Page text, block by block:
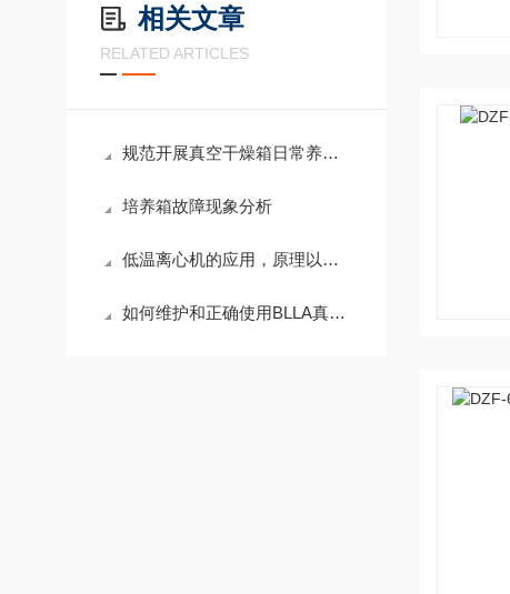
相关文章
RELATED ARTICLES
规范开展真空干燥箱日常养护工作可规避高温对样品材质的影响
培养箱故障现象分析
低温离心机的应用，原理以及安装建议
如何维护和正确使用BLLA真空干燥箱？